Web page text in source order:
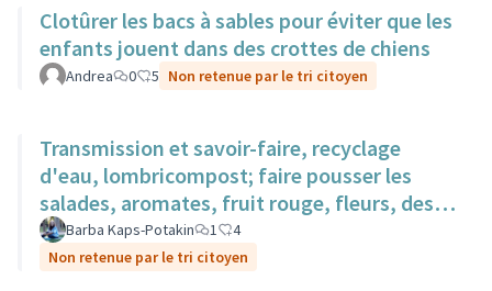
Clotûrer les bacs à sables pour éviter que les
enfants jouent dans des crottes de chiens
Andrea 0 5 Non retenue par le tri citoyen
Transmission et savoir-faire, recyclage
d'eau, lombricompost; faire pousser les
salades, aromates, fruit rouge, fleurs, des
surfaces sur des toits.
Barba Kaps-Potakin 1
4
Non retenue par le tri citoyen